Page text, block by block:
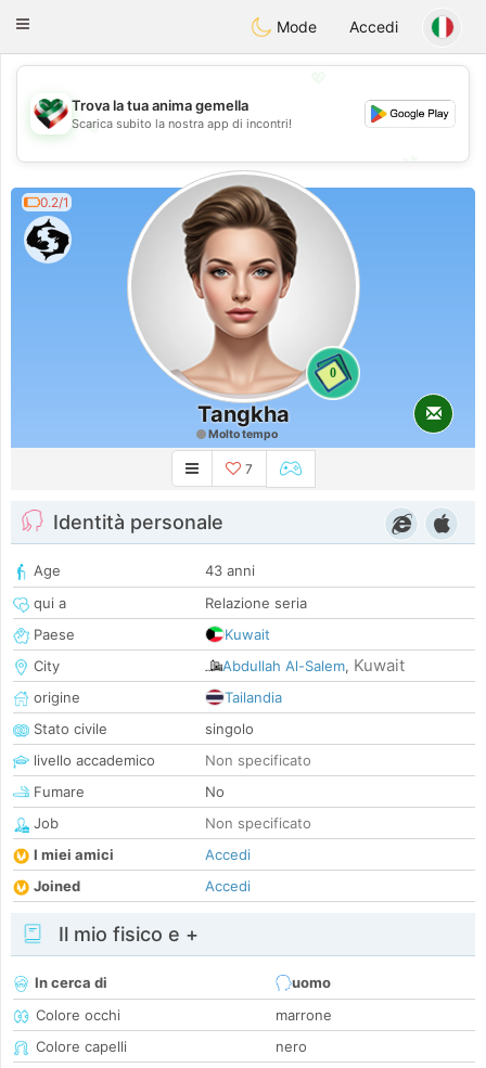
KuwaitChat
Toggle
Mode Accedi
💖
💕
💕
Trova la tua anima gemella
Scarica subito la nostra app di incontri!
0.2/1
0
Tangkha
Molto tempo
7
Identità personale
Age
43 anni
qui a
Relazione seria
Paese
Kuwait
City
Abdullah Al-Salem, Kuwait
origine
Tailandia
Stato civile
singolo
livello accademico
Non specificato
Fumare
No
Job
Non specificato
I miei amici
Accedi
Joined
Accedi
Il mio fisico e +
In cerca di
uomo
Colore occhi
marrone
Colore capelli
nero